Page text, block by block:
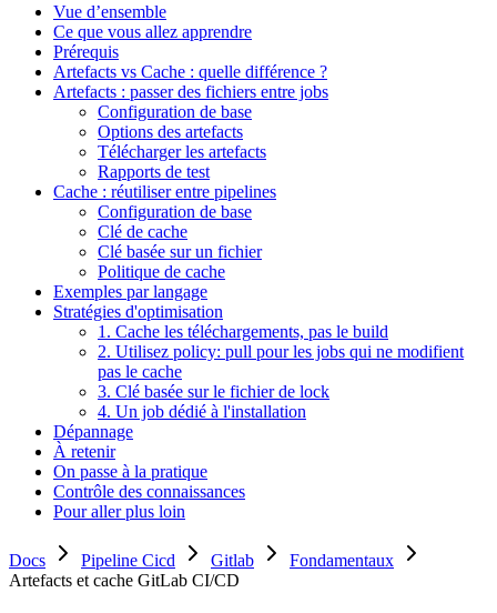
Vue d’ensemble
Ce que vous allez apprendre
Prérequis
Artefacts vs Cache : quelle différence ?
Artefacts : passer des fichiers entre jobs
Configuration de base
Options des artefacts
Télécharger les artefacts
Rapports de test
Cache : réutiliser entre pipelines
Configuration de base
Clé de cache
Clé basée sur un fichier
Politique de cache
Exemples par langage
Stratégies d'optimisation
1. Cache les téléchargements, pas le build
2. Utilisez policy: pull pour les jobs qui ne modifient
pas le cache
3. Clé basée sur le fichier de lock
4. Un job dédié à l'installation
Dépannage
À retenir
On passe à la pratique
Contrôle des connaissances
Pour aller plus loin
Docs Pipeline Cicd Gitlab
Fondamentaux
Artefacts et cache GitLab CI/CD